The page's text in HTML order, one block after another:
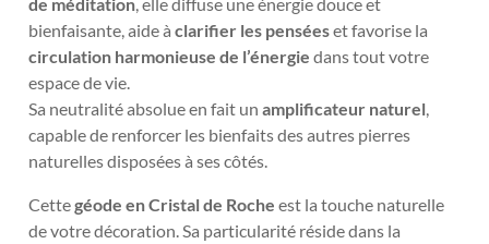
bienfaisante, aide àclarifier les penséeset favorise la
circulation harmonieuse de l’énergie dans tout votre
espace de vie.
Sa neutralité absolue en fait unamplificateur naturel
capable de renforcer les bienfaits des autres pierres
naturelles disposées à ses côtés.
Cettegéode en Cristal de Roche est la touche naturelle
de votre décoration. Sa particularité réside dans la